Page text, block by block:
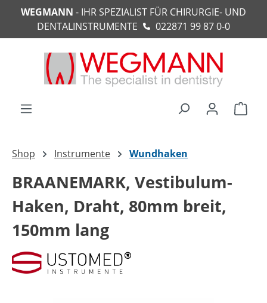
springen
WEGMANN - IHR SPEZIALIST FÜR CHIRURGIE- UND
DENTALINSTRUMENTE
022871 99 87 0-0
Shop Instrumente Wundhaken
BRAANEMARK, Vestibulum-
Haken, Draht, 80mm breit,
150mm lang